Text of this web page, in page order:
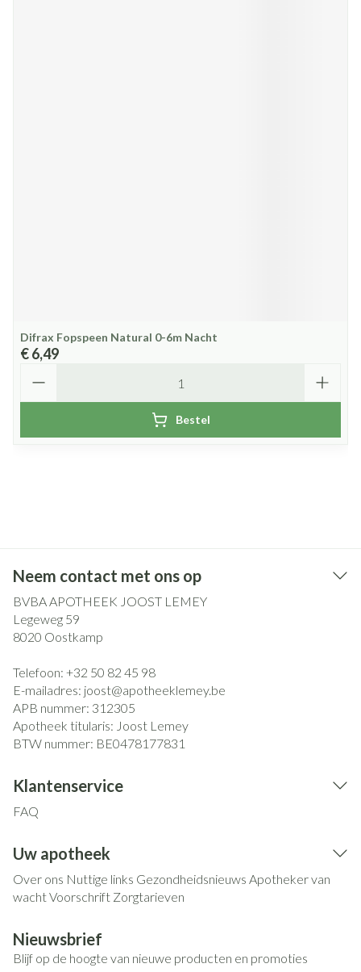
Difrax Fopspeen Natural 0-6m Nacht
€ 6,49
Bestel
Neem contact met ons op
BVBA APOTHEEK JOOST LEMEY
Legeweg 59
8020 Oostkamp
Telefoon: +32 50 82 45 98
E-mailadres: joost@apotheeklemey.be
APB nummer: 312305
Apotheek titularis: Joost Lemey
BTW nummer: BE0478177831
Klantenservice
FAQ
Uw apotheek
Over ons Nuttige links Gezondheidsnieuws Apotheker van
wachtVoorschrift Zorgtarieven
Nieuwsbrief
Blijf op de hoogte van nieuwe producten en promoties